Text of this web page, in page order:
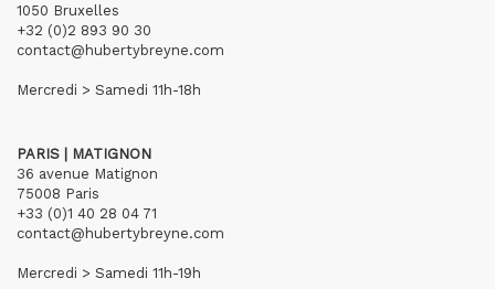
1050 Bruxelles
+32 (0)2 893 90 30
contact@hubertybreyne.com
Mercredi > Samedi 11h-18h
PARIS | MATIGNON
36 avenue Matignon
75008 Paris
+33 (0)1 40 28 04 71
contact@hubertybreyne.com
Mercredi > Samedi 11h-19h